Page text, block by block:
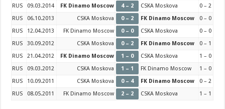
RUS
09.03.2014 FK Dinamo Moscow 4 – 2 CSKA Moskova
0 – 2
RUS
06.10.2013 CSKA Moskova 0 – 2 FK Dinamo Moscow
0 – 0
RUS
12.04.2013 FK Dinamo Moscow 0 – 0 CSKA Moskova
0 – 0
RUS
30.09.2012 CSKA Moskova 0 – 2 FK Dinamo Moscow
0 – 1
RUS
21.04.2012 FK Dinamo Moscow 1 – 0 CSKA Moskova
1 – 0
RUS
09.03.2012 CSKA Moskova 1 – 1 FK Dinamo Moscow
1 – 0
RUS
10.09.2011 CSKA Moskova 0 – 4 FK Dinamo Moscow
0 – 2
RUS
08.05.2011 FK Dinamo Moscow 2 – 2 CSKA Moskova 1 – 1